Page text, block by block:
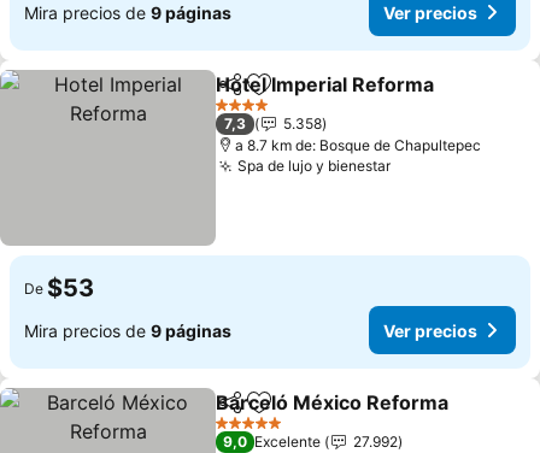
Mira precios de 9 páginas Ver precios
CompartirAgregar a favoritos
Hotel Imperial Reforma
4 Estrellas
7,3
5.358
a 8.7 km de: Bosque de Chapultepec
Spa de lujo y bienestarVer precios
De $53
Mira precios de 9 páginas Ver precios
CompartirAgregar a favoritos
Barceló México Reforma
5 Estrellas
9,0 Excelente
27.992